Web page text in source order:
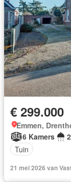
€ 299.000
Emmen,
6 Kamers
Tuin
21 mei 2026 van